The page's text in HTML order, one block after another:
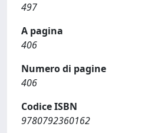
497
A pagina
406
Numero di pagine
406
Codice ISBN
9780792360162